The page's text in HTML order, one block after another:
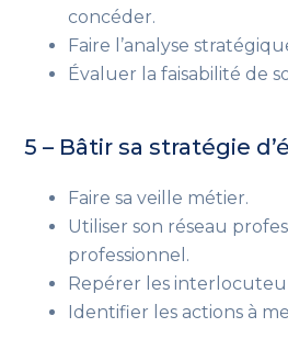
concéder.
Faire l’analyse
Évaluer la faisabilité de
5 – Bâtir sa stratégie
Faire sa veille métier.
Utiliser son réseau
professionnel.
Repérer les
Identifier les actions à